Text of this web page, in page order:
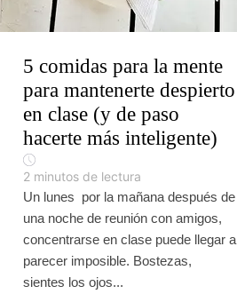
5 comidas para la mente
para mantenerte despierto
en clase (y de paso
hacerte más inteligente)
2 minutos de lectura
Un lunes por la mañana después de
una noche de reunión con amigos,
concentrarse en clase puede llegar a
parecer imposible. Bostezas,
sientes los ojos...